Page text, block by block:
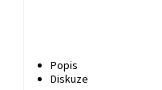
Popis
Diskuze